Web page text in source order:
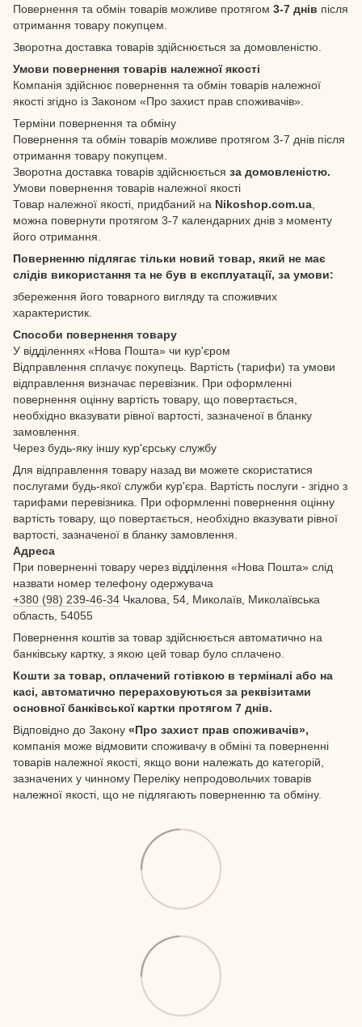
Повернення та обмін товарів можливе протягом 3-7 днів після
отримання товару покупцем.
Зворотна доставка товарів здійснюється за домовленістю.
Умови повернення товарів належної якості
Компанія здійснює повернення та обмін товарів належної
якості згідно із Законом «Про захист прав споживачів».
Терміни повернення та обміну
Повернення та обмін товарів можливе протягом 3-7 днів після
отримання товару покупцем.
Зворотна доставка товарів здійснюється за домовленістю.
Умови повернення товарів належної якості
Товар належної якості, придбаний на Nikoshop.com.ua
можна повернути протягом 3-7 календарних днів з моменту
його отримання.
Поверненню підлягає тільки новий товар, який не має
слідів використання та не був в експлуатації, за умови:
збереження його товарного вигляду та споживчих
характеристик.
Способи повернення товару
У відділеннях «Нова Пошта» чи кур'єром
Відправлення сплачує покупець. Вартість (тарифи) та умови
відправлення визначає перевізник. При оформленні
повернення оцінну вартість товару, що повертається,
необхідно вказувати рівної вартості, зазначеної в бланку
замовлення.
Через будь-яку іншу кур'єрську службу
Для відправлення товару назад ви можете скористатися
послугами будь-якої служби кур'єра. Вартість послуги - згідно з
тарифами перевізника. При оформленні повернення оцінну
вартість товару, що повертається, необхідно вказувати рівної
вартості, зазначеної в бланку замовлення.
Адреса
При поверненні товару через відділення «Нова Пошта» слід
назвати номер телефону одержувача
+380 (98) 239-46-34 Чкалова, 54, Миколаїв, Миколаївська
область, 54055
Повернення коштів за товар здійснюється автоматично на
банківську картку, з якою цей товар було сплачено.
Кошти за товар, оплачений готівкою в терміналі або на
касі, автоматично перераховуються за реквізитами
основної банківської картки протягом 7 днів.
Відповідно до Закону «Про захист прав споживачів»,
компанія може відмовити споживачу в обміні та поверненні
товарів належної якості, якщо вони належать до категорій,
зазначених у чинному Переліку непродовольчих товарів
належної якості, що не підлягають поверненню та обміну.